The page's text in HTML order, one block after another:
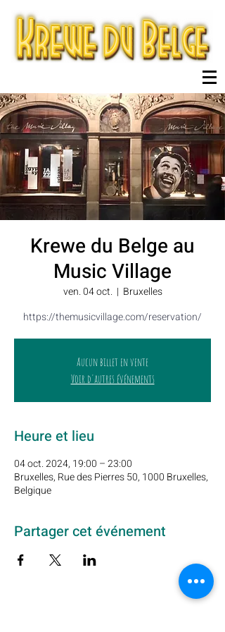
Krewe du Belge au
Music Village
ven. 04 oct.
  |
Bruxelles
https://themusicvillage.com/reservation/
Aucun billet en vente
Voir d'autres événements
Heure et lieu
04 oct. 2024, 19:00 – 23:00
Bruxelles, Rue des Pierres 50, 1000 Bruxelles,
Belgique
Partager cet événement